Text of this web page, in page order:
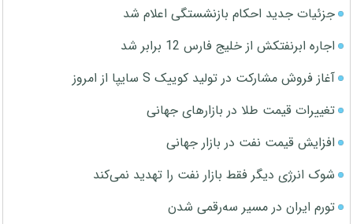
جزئیات جدید احکام بازنشستگی اعلام شد
اجاره ابرنفتکش از خلیج فارس 12 برابر شد
آغاز فروش مشارکت در تولید کوییک S سایپا از امروز
تغییرات قیمت طلا در بازارهای جهانی
افزایش قیمت نفت در بازار جهانی
شوک انرژی دیگر فقط بازار نفت را تهدید نمی‌کند
تورم ایران در مسیر سه‌رقمی شدن